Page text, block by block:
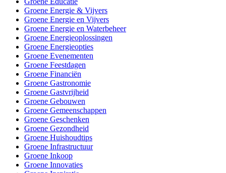
Groene Energie & Vijvers
Groene Energie en Vijvers
Groene Energie en Waterbeheer
Groene Energieoplossingen
Groene Energieopties
Groene Evenementen
Groene Feestdagen
Groene Financiën
Groene Gastronomie
Groene Gastvrijheid
Groene Gebouwen
Groene Gemeenschappen
Groene Geschenken
Groene Gezondheid
Groene Huishoudtips
Groene Infrastructuur
Groene Inkoop
Groene Innovaties